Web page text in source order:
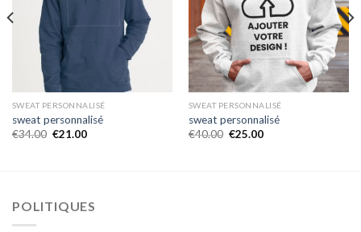
SWEAT PERSONNALISÉ
sweat personnalisé
€34.00 €21.00
SWEAT PERSONNALISÉ
sweat personnalisé
€40.00 €25.00
POLITIQUES